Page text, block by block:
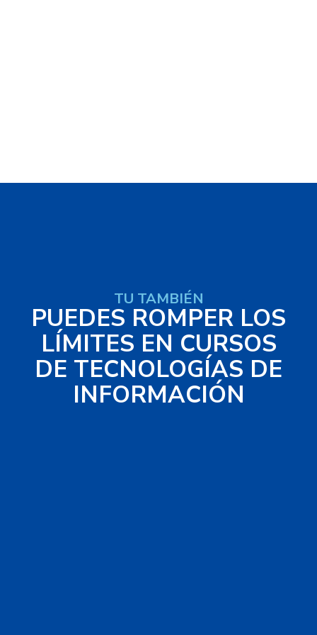
TU TAMBIÉN
PUEDES ROMPER LOS
LÍMITES EN CURSOS
DE TECNOLOGÍAS DE
INFORMACIÓN